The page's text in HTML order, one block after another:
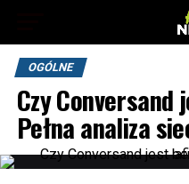
OGÓLNE
Czy Conversand
Pełna analiza